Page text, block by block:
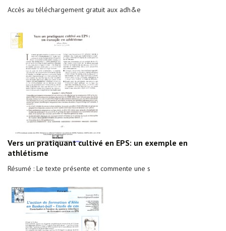
Accès au téléchargement gratuit aux adh&e
Vers un pratiquant cultivé en EPS: un exemple en
athlétisme
Résumé : Le texte présente et commente une s